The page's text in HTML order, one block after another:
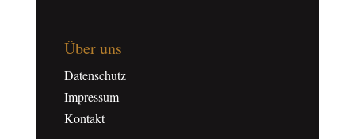
Über uns
Datenschutz
Impressum
Kontakt